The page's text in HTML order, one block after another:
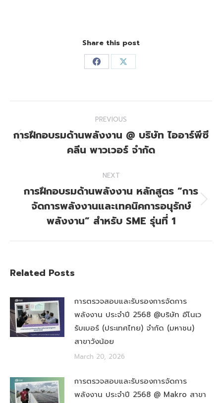
Share this post
Share
Facebook
Share
X
navigation
PREVIOUS
Previous
post:
การฝึกอบรมด้านพลังงาน @ บริษัท ไออาร์พีซี
คลีน พาวเวอร์ จำกัด
NEXT
Next
post:
การฝึกอบรมด้านพลังงาน หลักสูตร “การ
จัดการพลังงานและเทคนิคการอนุรักษ์
พลังงาน” สำหรับ SME รุ่นที่ 1
Related Posts
การตรวจสอบและรับรองการจัดการ
พลังงาน ประจำปี 2568 @บริษัท อีโนเว
รับเบอร์ (ประเทศไทย) จำกัด (มหาชน)
สาขาวังน้อย
March 20, 2026
การตรวจสอบและรับรองการจัดการ
พลังงาน ประจำปี 2568 @ Makro สาขา